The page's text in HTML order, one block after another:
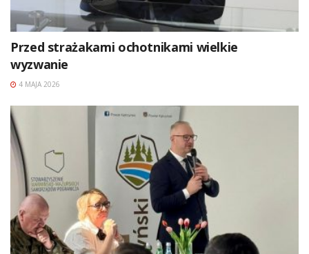
Przed strażakami ochotnikami wielkie
wyzwanie
4 MAJA 2026